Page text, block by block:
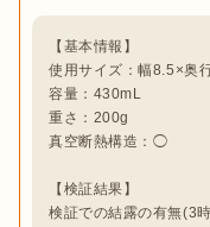
【基本情報】
使用サイズ：幅8.5×奥
容量：430mL
重さ：200g
真空断熱構造：◯
【検証結果】
検証での結露の有無(3